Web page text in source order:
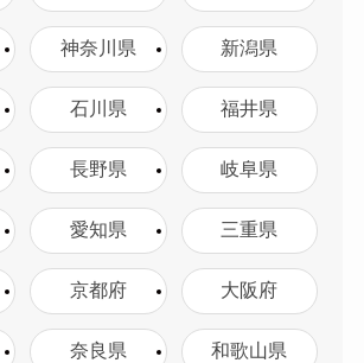
神奈川県 新潟県
石川県 福井県
長野県 岐阜県
愛知県 三重県
京都府 大阪府
奈良県 和歌山県